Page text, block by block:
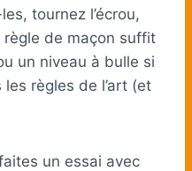
tournez l’écrou,
de maçon suffit
un niveau à bulle si
règles de l’art (et
un essai avec